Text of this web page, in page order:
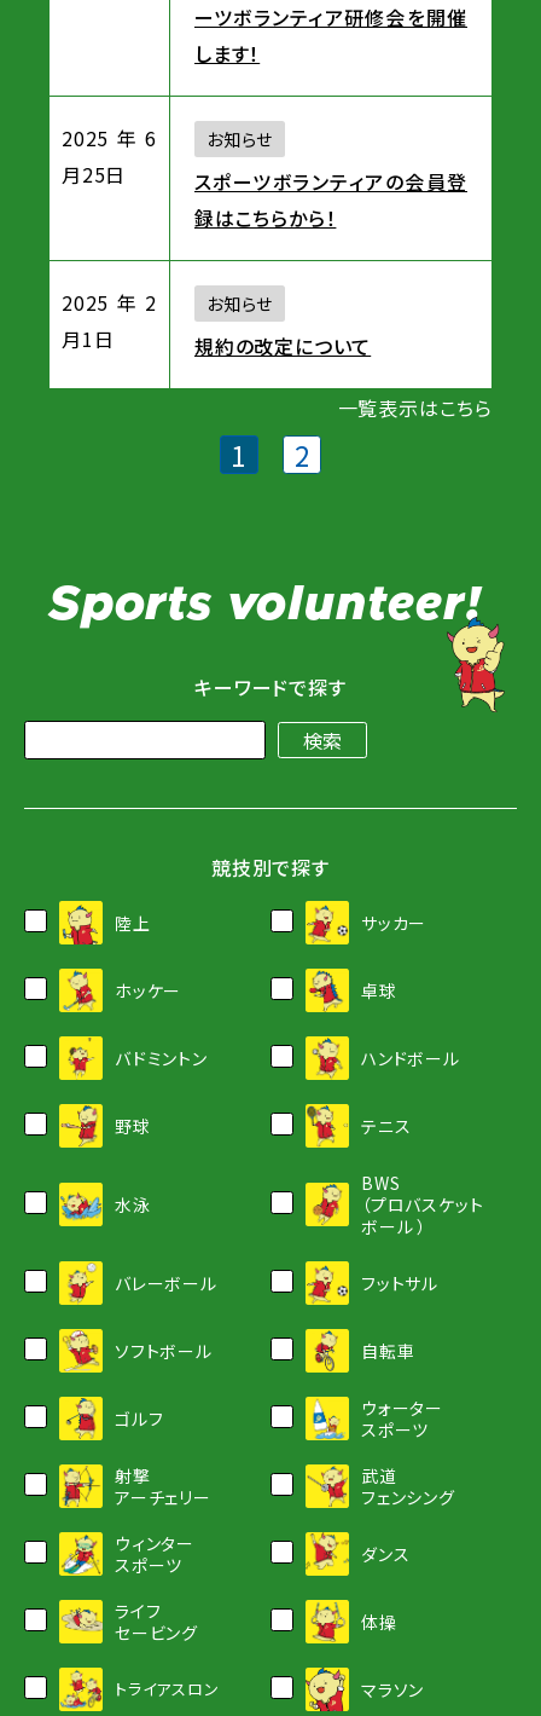
ーツボランティア研修会を開催
します！
2025年6
月25日
お知らせ
スポーツボランティアの会員登
録はこちらから！
2025年2
月1日
お知らせ
規約の改定について
一覧表示はこちら
1 2
Sports volunteer!
キーワードで探す
競技別で探す
陸上 サッカー
ホッケー 卓球
バドミントン ハンドボール
野球 テニス
水泳
BWS
（プロバスケット
ボール ）
バレーボール フットサル
ソフトボール 自転車
ゴルフ
ウォーター
スポーツ
射撃
アーチェリー
武道
フェンシング
ウィンター
スポーツ
ダンス
ライフ
セービング
体操
トライアスロン マラソン